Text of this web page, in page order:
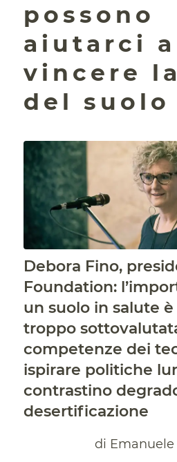
possono
aiutarci a
vincere
del suolo
Debora Fino,
Foundation:
un suolo in salute
troppo
competenze dei
ispirare politiche
contrastino
desertificazione
di Emanuele